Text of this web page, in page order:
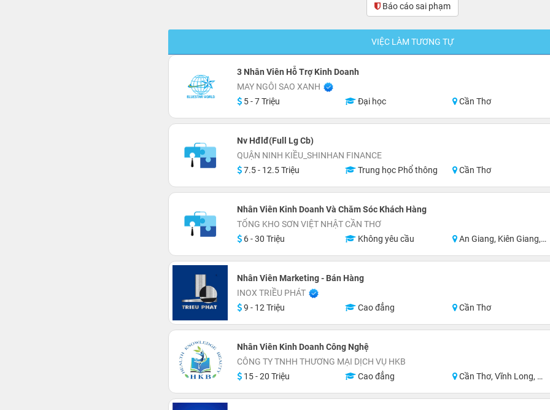
Báo cáo sai phạm
VIỆC LÀM TƯƠNG TỰ
3 Nhân Viên Hỗ Trợ Kinh Doanh
MAY NGÔI SAO XANH
5 - 7 Triệu
Đại học Cần Thơ
Nv Hđlđ(Full Lg Cb)
QUẬN NINH KIỀU_SHINHAN FINANCE
7.5 - 12.5 Triệu
Trung học Phổ thông Cần Thơ
Nhân Viên Kinh Doanh Và Chăm Sóc Khách Hàng
TỔNG KHO SƠN VIỆT NHẬT CẦN THƠ
6 - 30 Triệu
Không yêu cầu An Giang, Kiên Giang, Hậu Giang, Sóc Trăng, Bạc Liêu, Cà Mau
Nhân Viên Marketing - Bán Hàng
INOX TRIỀU PHÁT
9 - 12 Triệu
Cao đẳng Cần Thơ
Nhân Viên Kinh Doanh Công Nghệ
CÔNG TY TNHH THƯƠNG MẠI DỊCH VỤ HKB
15 - 20 Triệu
Cao đẳng Cần Thơ, Vĩnh Long, Hậu Giang, Sóc Trăng, Bạc Liêu, Cà Mau